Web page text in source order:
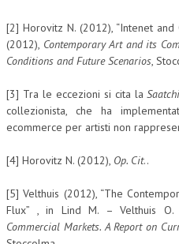
[2] Horovitz N. (2012), “Intenet and
(2012), Contemporary Art and its
Conditions and Future Scenarios,
[3] Tra le eccezioni si cita la
collezionista, che ha
ecommerce per artisti non
[4] Horovitz N. (2012), Op. Cit..
[5] Velthuis (2012), “The
Flux” , in Lind M. – Velthuis O.
Commercial Markets. A Report on